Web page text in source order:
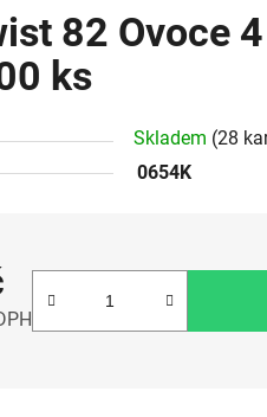
82 Ovoce
ks
Skladem (28
0654K